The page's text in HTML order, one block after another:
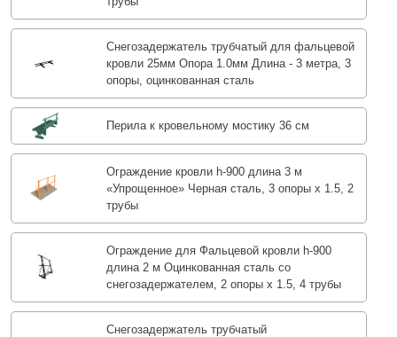
Снегозадержатель трубчатый для фальцевой
кровли 25мм Опора 1.0мм Длина - 3 метра, 3
опоры, оцинкованная сталь
Перила к кровельному мостику 36 см
Ограждение кровли h-900 длина 3 м
«Упрощенное» Черная сталь, 3 опоры х 1.5, 2
трубы
Ограждение для Фальцевой кровли h-900
длина 2 м Оцинкованная сталь со
снегозадержателем, 2 опоры х 1.5, 4 трубы
Снегозадержатель трубчатый